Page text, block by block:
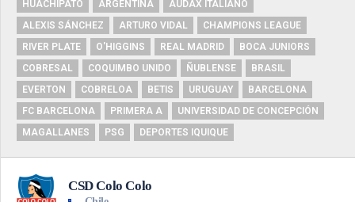
HUACHIPATO
ARGENTINA
AUDAX ITALIANO
ALEXIS SÁNCHEZ
ARTURO VIDAL
CHAMPIONS LEAGUE
RIVER PLATE
O'HIGGINS REAL MADRID
BOCA JUNIORS
COBRESAL
COQUIMBO UNIDO ÑUBLENSE
BRASIL
EVERTON
COBRELOA BETIS URUGUAY
BARCELONA
FC BARCELONA
PRIMERA A
UNIVERSIDAD DE CONCEPCIÓN
MAGALLANES
PSG DEPORTES IQUIQUE